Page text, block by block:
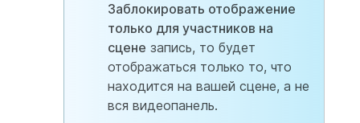
Заблокировать отображение
только для участников на
сцене запись, то будет
отображаться только то, что
находится на вашей сцене, а не
вся видеопанель.